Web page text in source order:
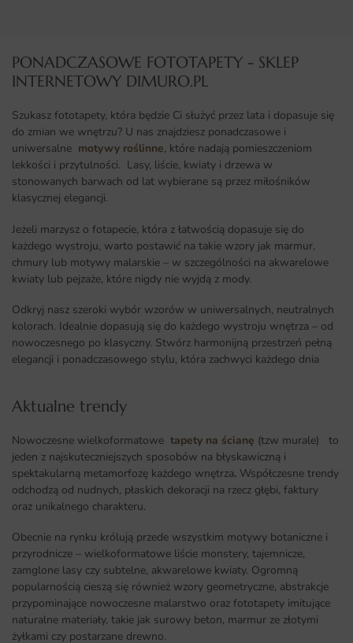
PONADCZASOWE FOTOTAPETY - SKLEP
INTERNETOWY DIMURO.PL​
Szukasz fototapety, która będzie Ci służyć przez lata i dopasuje się
do zmian we wnętrzu? U nas znajdziesz ponadczasowe i
uniwersalne motywy roślinne, które nadają pomieszczeniom
lekkości i przytulności. Lasy, liście, kwiaty i drzewa w
stonowanych barwach od lat wybierane są przez miłośników
klasycznej elegancji.
Jeżeli marzysz o fotapecie, która z łatwością dopasuje się do
każdego wystroju, warto postawić na takie wzory jak marmur,
chmury lub motywy malarskie – w szczególności na akwarelowe
kwiaty lub pejzaże, które nigdy nie wyjdą z mody.
Odkryj nasz szeroki wybór wzorów w uniwersalnych, neutralnych
kolorach. Idealnie dopasują się do każdego wystroju wnętrza – od
nowoczesnego po klasyczny. Stwórz harmonijną przestrzeń pełną
elegancji i ponadczasowego stylu, która zachwyci każdego dnia
Aktualne trendy​
Nowoczesne wielkoformatowe tapety na ścianę (tzw murale) to
jeden z najskuteczniejszych sposobów na błyskawiczną i
spektakularną metamorfozę każdego wnętrza. Współczesne trendy
odchodzą od nudnych, płaskich dekoracji na rzecz głębi, faktury
oraz unikalnego charakteru.
Obecnie na rynku królują przede wszystkim motywy botaniczne i
przyrodnicze – wielkoformatowe liście monstery, tajemnicze,
zamglone lasy czy subtelne, akwarelowe kwiaty. Ogromną
popularnością cieszą się również wzory geometryczne, abstrakcje
przypominające nowoczesne malarstwo oraz fototapety imitujące
naturalne materiały, takie jak surowy beton, marmur ze złotymi
żyłkami czy postarzane drewno.